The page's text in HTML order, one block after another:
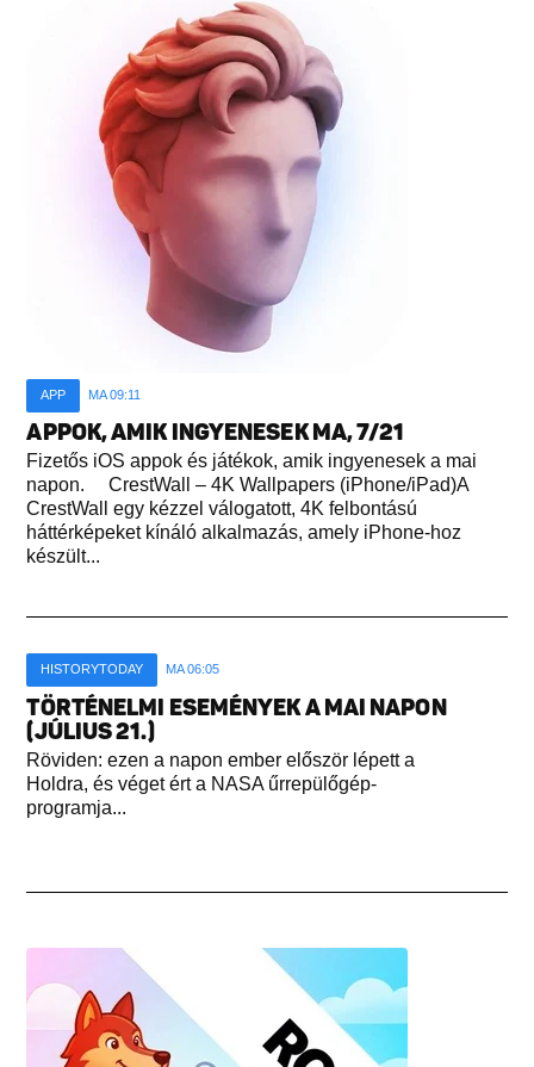
APP MA 09:11
APPOK, AMIK INGYENESEK MA, 7/21
Fizetős iOS appok és játékok, amik ingyenesek a mai
napon. CrestWall – 4K Wallpapers (iPhone/iPad)A
CrestWall egy kézzel válogatott, 4K felbontású
háttérképeket kínáló alkalmazás, amely iPhone-hoz
készült...
HISTORYTODAY MA 06:05
TÖRTÉNELMI ESEMÉNYEK A MAI NAPON
(JÚLIUS 21.)
Röviden: ezen a napon ember először lépett a
Holdra, és véget ért a NASA űrrepülőgép-
programja...